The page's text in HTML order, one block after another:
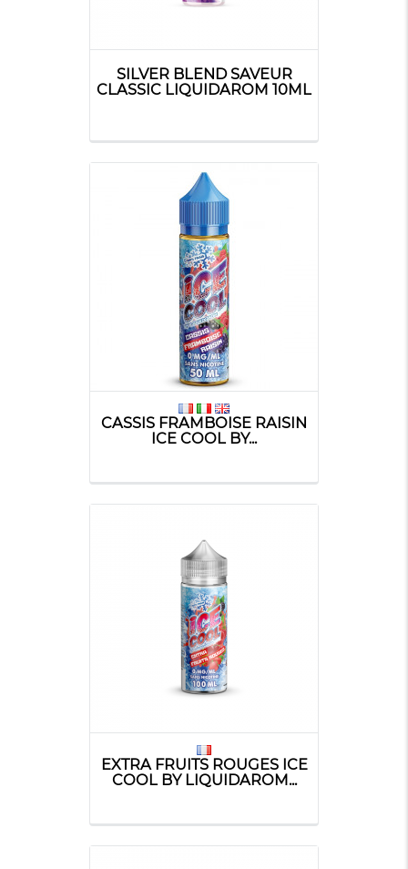
SILVER BLEND SAVEUR
CLASSIC LIQUIDAROM 10ML
CASSIS FRAMBOISE RAISIN
ICE COOL BY...
EXTRA FRUITS ROUGES ICE
COOL BY LIQUIDAROM...